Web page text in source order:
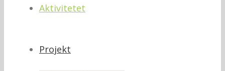
Aktivitetet
Projekt